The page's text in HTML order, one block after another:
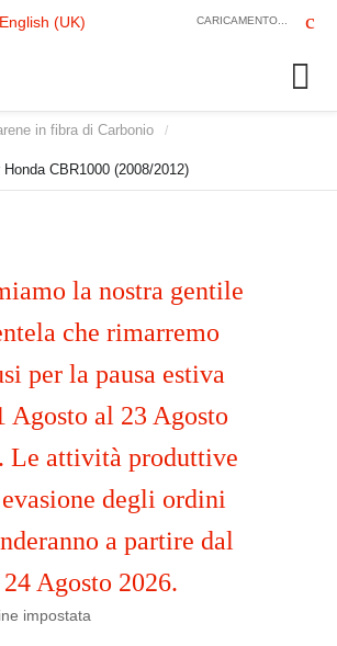
CARICAMENTO...
in fibra di Carbonio /
CBR1000 (2008/2012)
la nostra gentile
che rimarremo
per la pausa estiva
Agosto al 23 Agosto
Le attività produttive
degli ordini
a partire dal
24 Agosto 2026.